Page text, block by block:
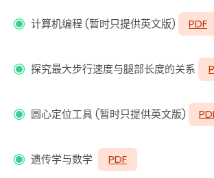
计算机编程 (暂时只提供英文版) PDF
探究最大步行速度与腿部长度的关系
圆心定位工具 (暂时只提供英文版)
遗传学与数学 PDF